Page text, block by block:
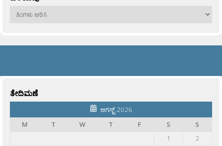
ಹಳೆಯವು
ತೇದಿಮಣೆ
ಆಗಸ್ಟ್ 2026
M
T W T F S
S
1
2